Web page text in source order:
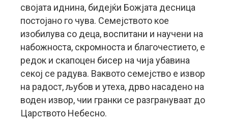
својата иднина, бидејќи Божјата десница
постојано го чува. Семејството кое
изобилува со деца, воспитани и научени на
набожноста, скромноста и благочестието, е
редок и скапоцен бисер на чија убавина
секој се радува. Ваквото семејство е извор
на радост, љубов и утеха, дрво насадено на
воден извор, чии гранки се разгрануваат до
Царството Небесно.